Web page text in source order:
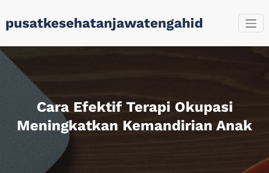
to
content
pusatkesehatanjawatengahid
Cara Efektif Terapi Okupasi
Meningkatkan Kemandirian Anak